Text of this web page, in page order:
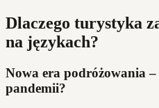
Dlaczego turystyka
na językach?
Nowa era podróżowania –
pandemii?